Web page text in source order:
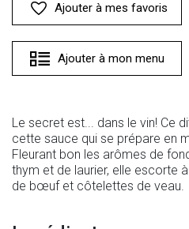
Ajouter à mes favoris
Ajouter à mon menu
Le secret est... dans le vin! Ce
cette sauce qui se prépare en
Fleurant bon les arômes de
thym et de laurier, elle escorte
de bœuf et côtelettes de veau.